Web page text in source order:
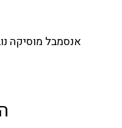
אנסמבל מוסיקה